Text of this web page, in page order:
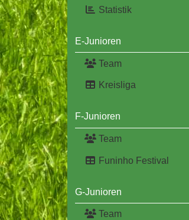
Statistik
E-Junioren
Team
Kreisliga
F-Junioren
Team
Funinho Festival
G-Junioren
Team